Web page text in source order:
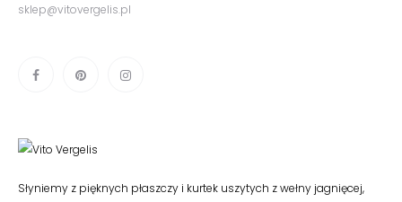
sklep@vitovergelis.pl
Słyniemy z pięknych płaszczy i kurtek uszytych z wełny jagnięcej,